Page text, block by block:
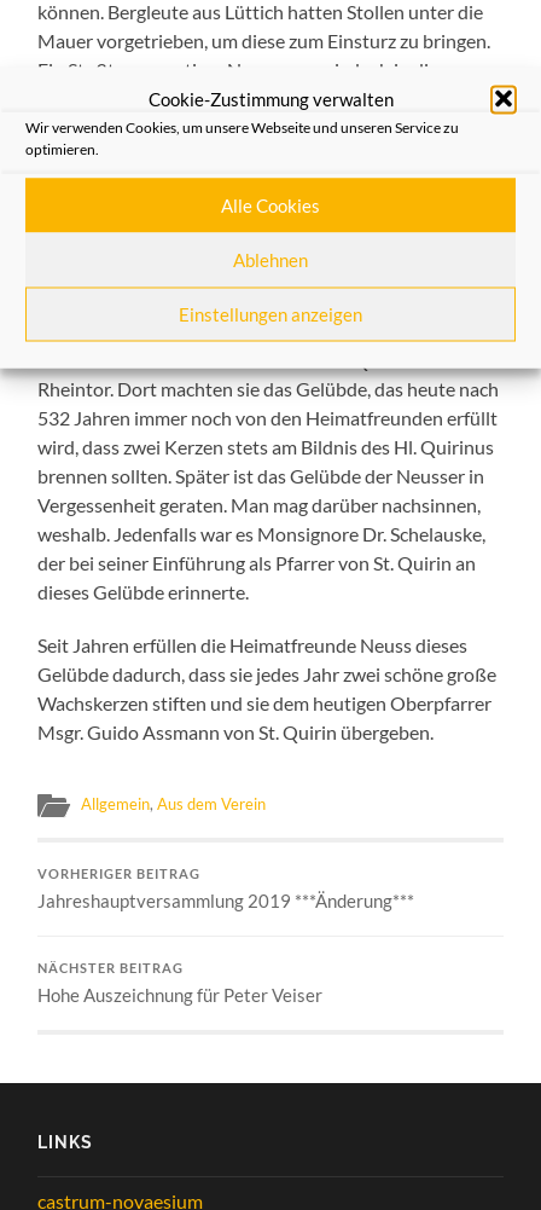
Cookie-Zustimmung verwalten
Wir verwenden Cookies, um unsere Webseite und unseren Service zu
optimieren.
Alle Cookies
Ablehnen
Einstellungen anzeigen
können. Bergleute aus Lüttich hatten Stollen unter die
Mauer vorgetrieben, um diese zum Einsturz zu bringen.
Ein Stoßtrupp mutiger Neusser war jedoch in diese
Stollen eingedrungen und hatte sie zerstört. Dennoch
gelang es den Truppen Karls in das vordere Mauerwerk
im Bereich des Rheintores – dort wo sich heute die
Rheinstraße und das Parkhaus befinden – einzudringen
und einen Teil der Mauer um das Rheintor schwer zu
des Belagerers, der geschworen hatte, alle Neusser –
zogen die Neusser in einer feierlichen Prozession und
Rheintor. Dort machten sie das Gelübde, das heute nach
532 Jahren immer noch von den Heimatfreunden erfüllt
wird, dass zwei Kerzen stets am Bildnis des Hl. Quirinus
brennen sollten. Später ist das Gelübde der Neusser in
Vergessenheit geraten. Man mag darüber nachsinnen,
weshalb. Jedenfalls war es Monsignore Dr. Schelauske,
der bei seiner Einführung als Pfarrer von St. Quirin an
dieses Gelübde erinnerte.
Seit Jahren erfüllen die Heimatfreunde Neuss dieses
Gelübde dadurch, dass sie jedes Jahr zwei schöne große
Wachskerzen stiften und sie dem heutigen Oberpfarrer
Msgr. Guido Assmann von St. Quirin übergeben.
Allgemein,Aus dem Verein
VORHERIGER BEITRAG
Jahreshauptversammlung 2019 ***Änderung***
NÄCHSTER BEITRAG
Hohe Auszeichnung für Peter Veiser
LINKS
castrum-novaesium